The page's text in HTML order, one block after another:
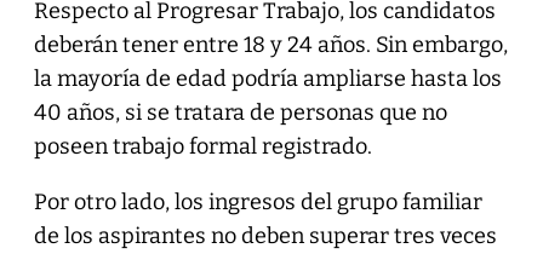
Respecto al Progresar Trabajo, los candidatos
deberán tener entre 18 y 24 años. Sin embargo,
la mayoría de edad podría ampliarse hasta los
40 años, si se tratara de personas que no
poseen trabajo formal registrado.
Por otro lado, los ingresos del grupo familiar
de los aspirantes no deben superar tres veces